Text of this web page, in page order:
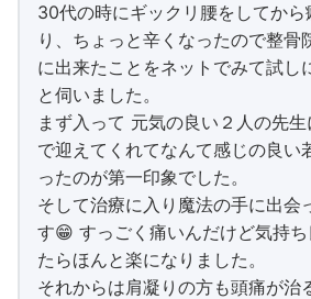
30代の時にギックリ腰をしてか
り、ちょっと辛くなったので整骨
に出来たことをネットでみて試し
と伺いました。
まず入って 元気の良い２人の先
で迎えてくれてなんて感じの良い
ったのが第一印象でした。
そして治療に入り魔法の手に出会
す😁 すっごく痛いんだけど気持
たらほんと楽になりました。
それからは肩凝りの方も頭痛が治